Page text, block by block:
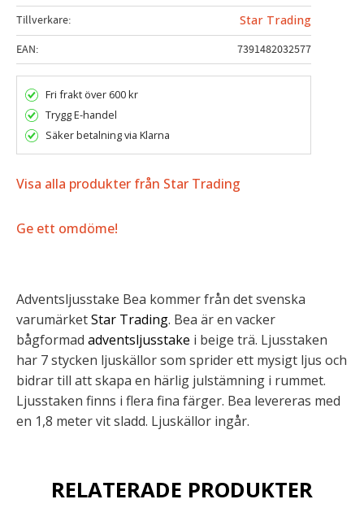
Tillverkare
Star Trading
EAN
7391482032577
Fri frakt över 600 kr
Trygg E-handel
Säker betalning via Klarna
Visa alla produkter från Star Trading
Ge ett omdöme!
Adventsljusstake Bea kommer från det svenska
varumärketStar Trading. Bea är en vacker
bågformad adventsljusstake i beige trä. Ljusstaken
har 7 stycken ljuskällor som sprider ett mysigt ljus och
bidrar till att skapa en härlig julstämning i rummet.
Ljusstaken finns i flera fina färger. Bea levereras med
en 1,8 meter vit sladd. Ljuskällor ingår.
RELATERADE PRODUKTER